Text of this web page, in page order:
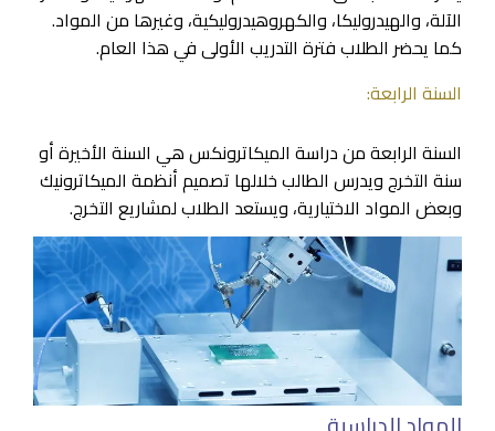
الآلة، والهيدروليكا، والكهروهيدروليكية، وغيرها من المواد.
كما يحضر الطلاب فترة التدريب الأولى في هذا العام.
السنة الرابعة:
السنة الرابعة من دراسة الميكاترونكس هي السنة الأخيرة أو
سنة التخرج ويدرس الطالب خلالها تصميم أنظمة الميكاترونيك
وبعض المواد الاختيارية، ويستعد الطلاب لمشاريع التخرج.